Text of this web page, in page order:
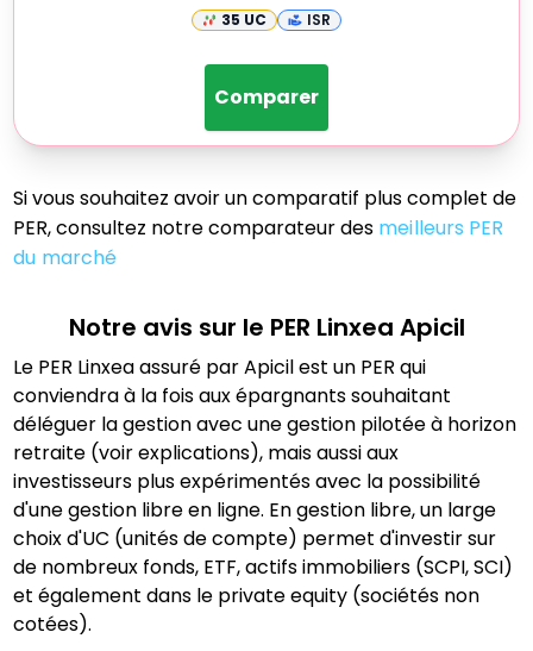
35 UC ISR
Comparer
Si vous souhaitez avoir un comparatif plus complet de
PER, consultez notre comparateur des meilleurs PER
du marché
Notre avis sur le PER Linxea Apicil
Le PER Linxea assuré par Apicil est un PER qui
conviendra à la fois aux épargnants souhaitant
déléguer la gestion avec une gestion pilotée à horizon
retraite (voir explications), mais aussi aux
investisseurs plus expérimentés avec la possibilité
d'une gestion libre en ligne. En gestion libre, un large
choix d'UC (unités de compte) permet d'investir sur
de nombreux fonds, ETF, actifs immobiliers (SCPI, SCI)
et également dans le private equity (sociétés non
cotées).